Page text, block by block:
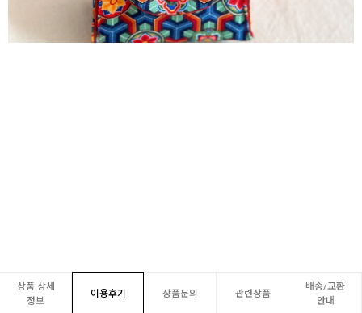
상품 상세
정보
이용후기 상품문의 관련상품
배송/교환
안내